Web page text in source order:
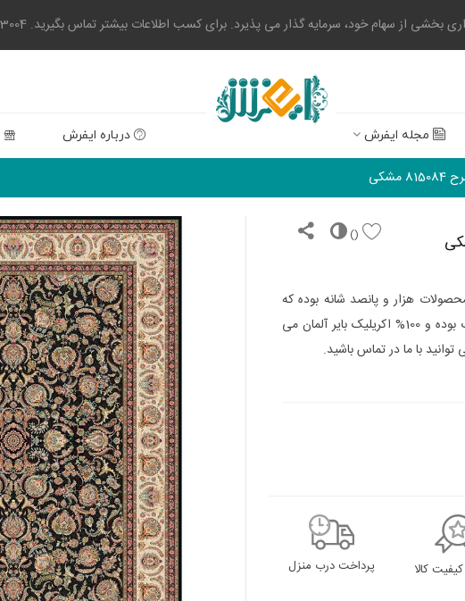
از سهام خود، سرمایه گذار می پذیرد. برای کسب اطلاعات بیشتر تماس بگیرید. 09150523004
مجله ایفرش درباره ایفرش
(
)
هزار و پانصد شانه بوده که
دارای تراکم طولی 4500 می باشد. این محصول هشت رنگ بوده و 100% اکریلیک بایر آلمان می
با ما در تماس باشید.
کالا پرداخت درب منزل